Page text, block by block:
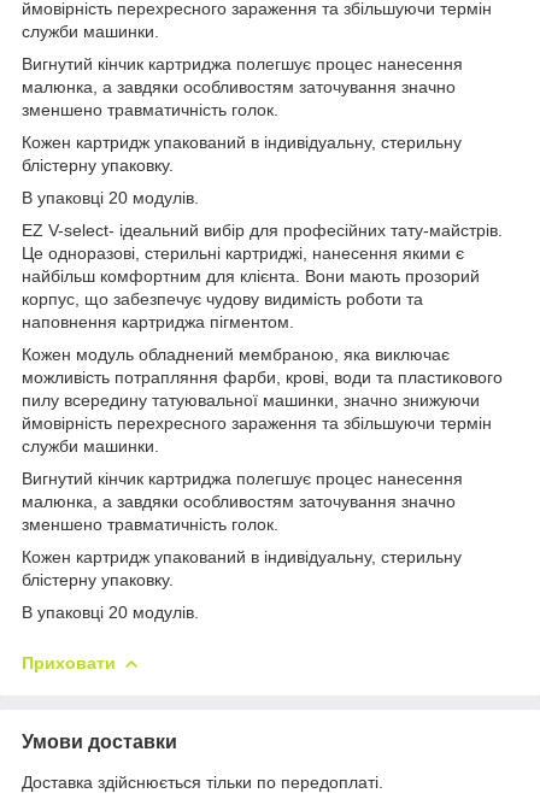
ймовірність перехресного зараження та збільшуючи термін
служби машинки.
Вигнутий кінчик картриджа полегшує процес нанесення
малюнка, а завдяки особливостям заточування значно
зменшено травматичність голок.
Кожен картридж упакований в індивідуальну, стерильну
блістерну упаковку.
В упаковці 20 модулів.
EZ V-select- ідеальний вибір для професійних тату-майстрів.
Це одноразові, стерильні картриджі, нанесення якими є
найбільш комфортним для клієнта. Вони мають прозорий
корпус, що забезпечує чудову видимість роботи та
наповнення картриджа пігментом.
Кожен модуль обладнений мембраною, яка виключає
можливість потрапляння фарби, крові, води та пластикового
пилу всередину татуювальної машинки, значно знижуючи
ймовірність перехресного зараження та збільшуючи термін
служби машинки.
Вигнутий кінчик картриджа полегшує процес нанесення
малюнка, а завдяки особливостям заточування значно
зменшено травматичність голок.
Кожен картридж упакований в індивідуальну, стерильну
блістерну упаковку.
В упаковці 20 модулів.
Приховати
Умови доставки
Доставка здійснюється тільки по передоплаті.